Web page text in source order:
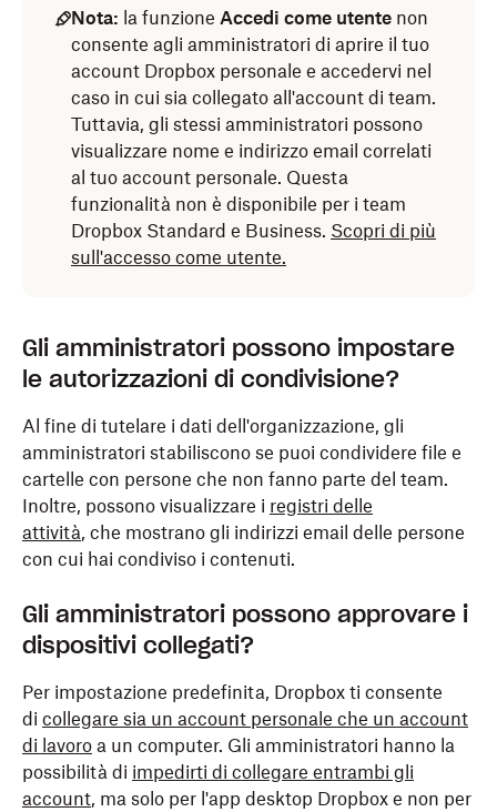
Nota: la funzione Accedi come utente non
consente agli amministratori di aprire il tuo
account Dropbox personale e accedervi nel
caso in cui sia collegato all'account di team.
Tuttavia, gli stessi amministratori possono
visualizzare nome e indirizzo email correlati
al tuo account personale. Questa
funzionalità non è disponibile per i team
Dropbox Standard e Business. Scopri di più
sull'accesso come utente.
Gli amministratori possono impostare
le autorizzazioni di condivisione?
Al fine di tutelare i dati dell'organizzazione, gli
amministratori stabiliscono se puoi condividere file e
cartelle con persone che non fanno parte del team.
Inoltre, possono visualizzare i registri delle
attività, che mostrano gli indirizzi email delle persone
con cui hai condiviso i contenuti.
Gli amministratori possono approvare i
dispositivi collegati?
Per impostazione predefinita, Dropbox ti consente
di collegare sia un account personale che un account
di lavoro a un computer. Gli amministratori hanno la
possibilità di impedirti di collegare entrambi gli
account, ma solo per l'app desktop Dropbox e non per